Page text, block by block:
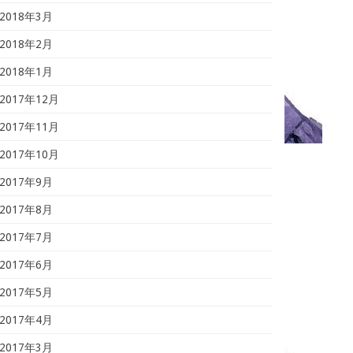
2018年3月
2018年2月
2018年1月
2017年12月
2017年11月
2017年10月
2017年9月
2017年8月
2017年7月
2017年6月
2017年5月
2017年4月
2017年3月